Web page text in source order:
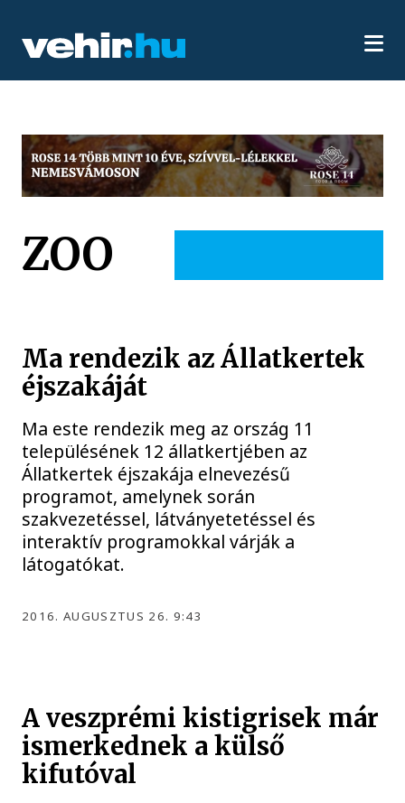
ZOO
Ma rendezik az Állatkertek
éjszakáját
Ma este rendezik meg az ország 11
településének 12 állatkertjében az
Állatkertek éjszakája elnevezésű
programot, amelynek során
szakvezetéssel, látványetetéssel és
interaktív programokkal várják a
látogatókat.
2016. AUGUSZTUS 26. 9:43
A veszprémi kistigrisek már
ismerkednek a külső
kifutóval